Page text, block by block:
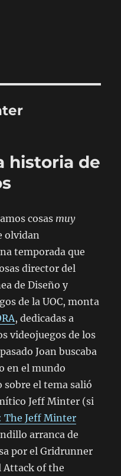
historia de
cosas muy
olvidan
temporada que
director del
de Diseño y
de la UOC, monta
, dedicadas a
videojuegos de los
Joan buscaba
en el mundo
sobre el tema salió
Jeff Minter (si
The Jeff Minter
arranca de
por el Gridrunner
Attack of the